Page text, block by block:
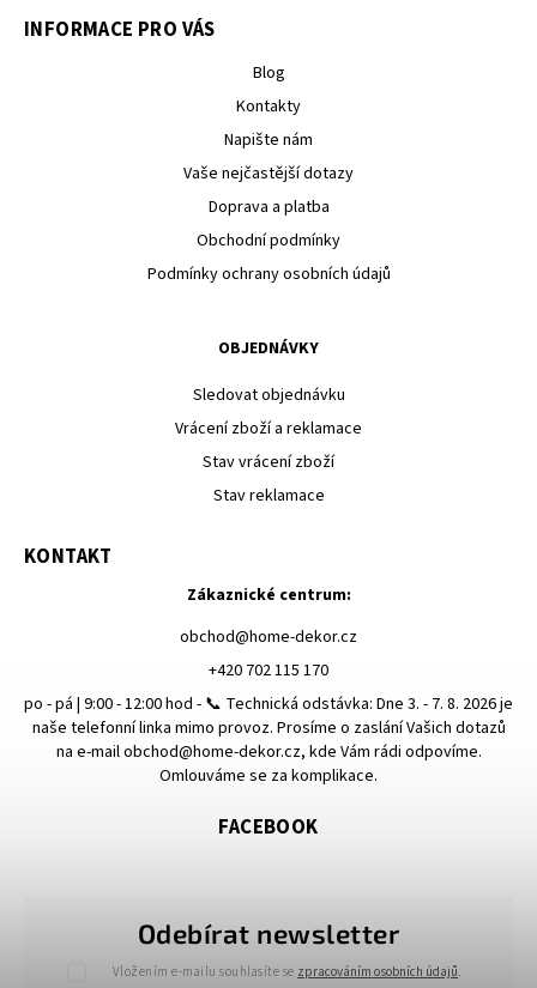
INFORMACE PRO VÁS
Blog
Kontakty
Napište nám
Vaše nejčastější dotazy
Doprava a platba
Obchodní podmínky
Podmínky ochrany osobních údajů
OBJEDNÁVKY
Sledovat objednávku
Vrácení zboží a reklamace
Stav vrácení zboží
Stav reklamace
Odebírat newsletter
Vložením e-mailu souhlasíte se zpracováním osobních údajů.
KONTAKT
Zákaznické centrum:
obchod@home-dekor.cz
+420 702 115 170
po - pá | 9:00 - 12:00 hod - 📞 Technická odstávka: Dne 3. - 7. 8. 2026 je
naše telefonní linka mimo provoz. Prosíme o zaslání Vašich dotazů
na e-mail obchod@home-dekor.cz, kde Vám rádi odpovíme.
Omlouváme se za komplikace.
FACEBOOK